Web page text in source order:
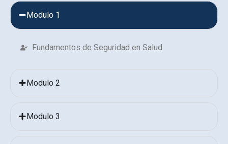
Modulo 1
Fundamentos de Seguridad en Salud
Modulo 2
Modulo 3